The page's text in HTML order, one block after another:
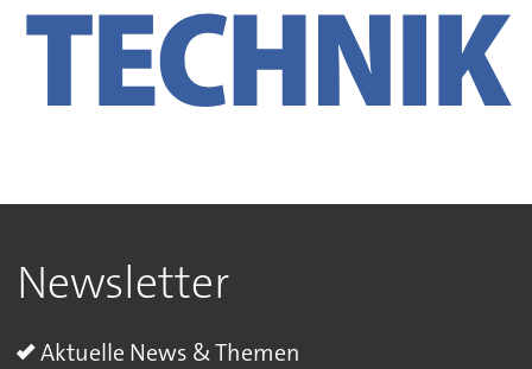
Newsletter
Aktuelle News & Themen